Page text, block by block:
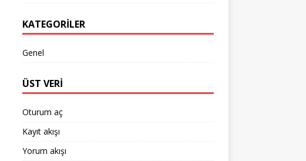
KATEGORILER
Genel
ÜST VERI
Oturum aç
Kayıt akışı
Yorum akışı